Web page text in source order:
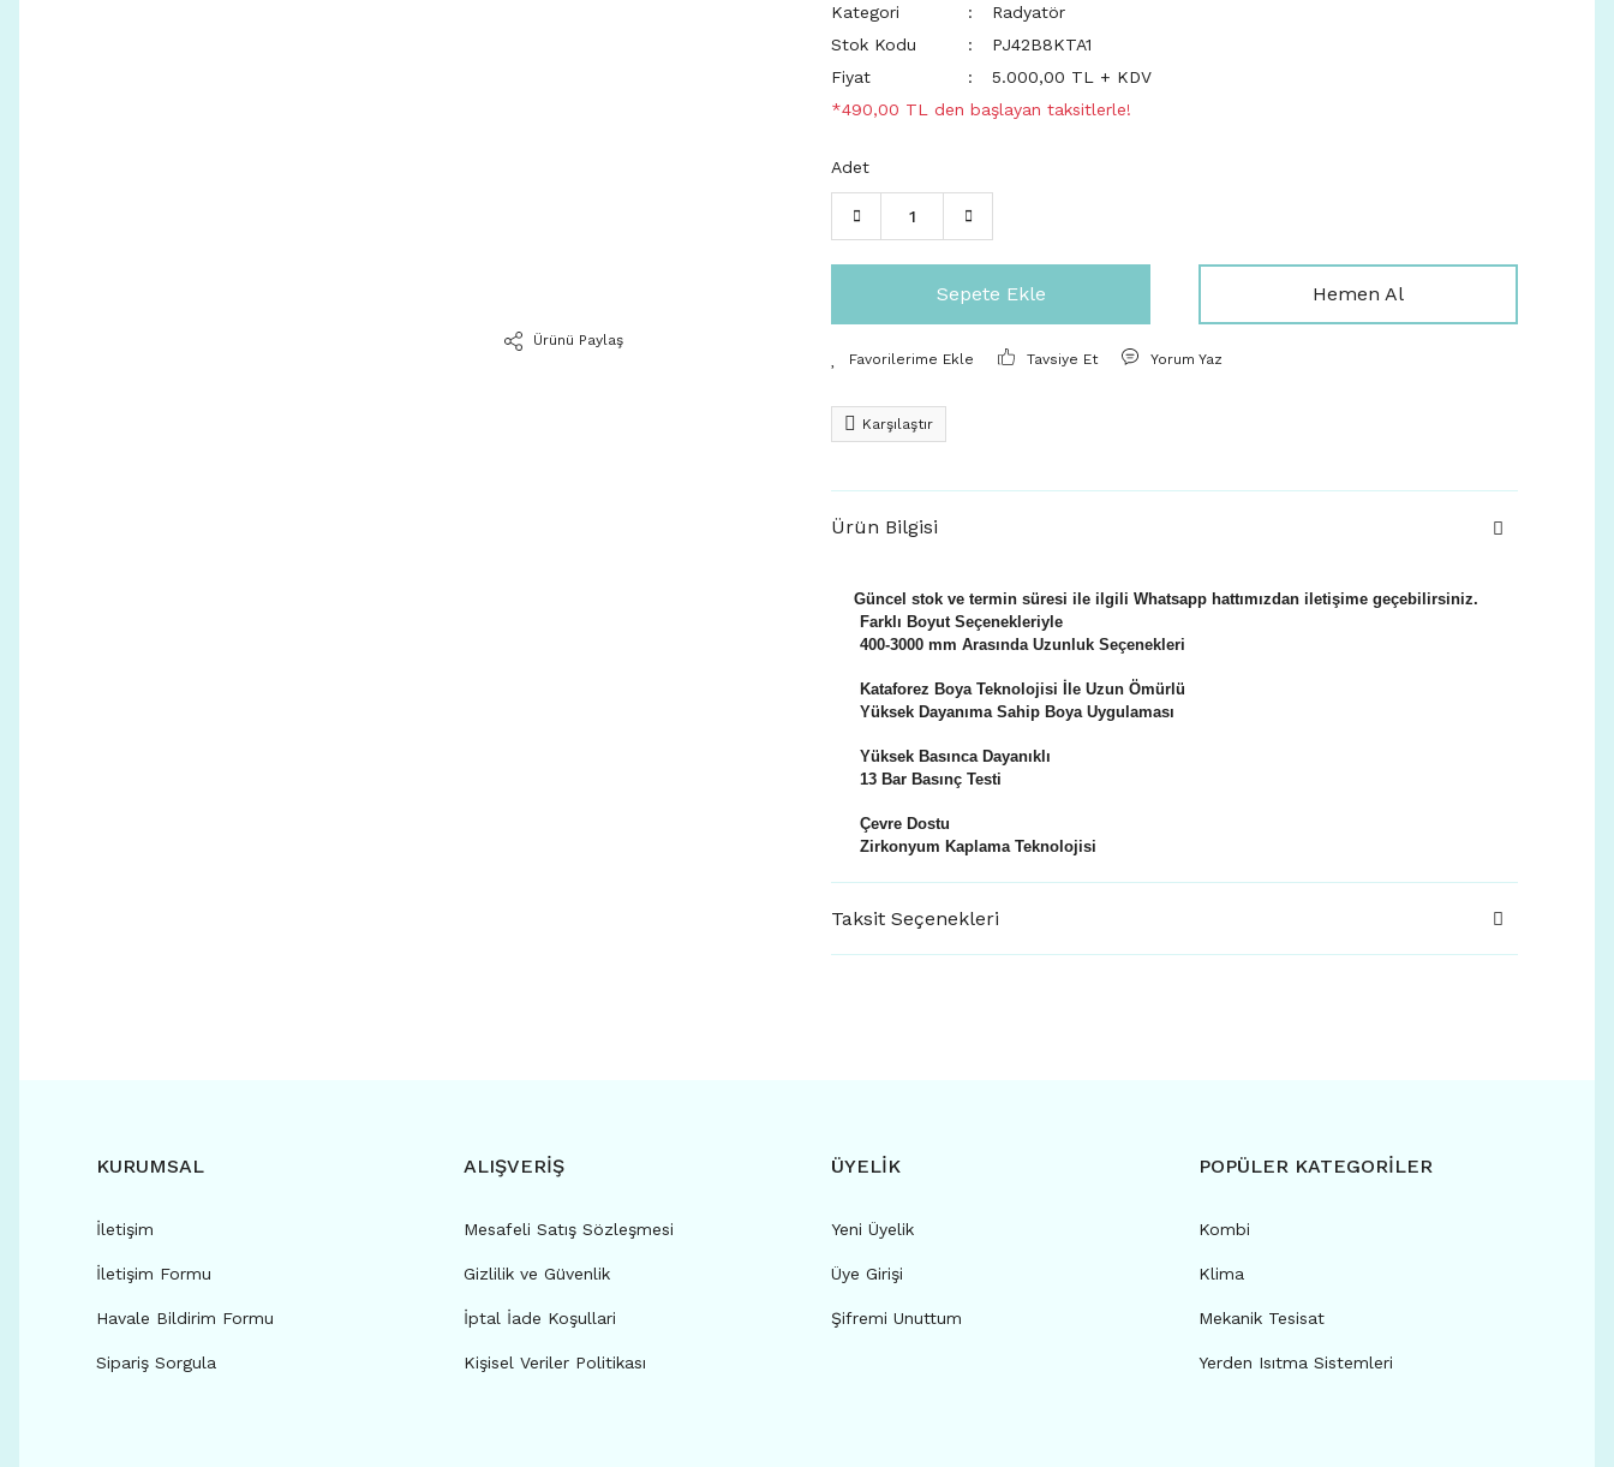
Ürünü Paylaş
Kategori
Radyatör
Stok Kodu
PJ42B8KTA1
Fiyat
5.000,00 TL + KDV
*490,00 TL den başlayan taksitlerle!
Adet
Sepete Ekle Hemen Al
Tavsiye Et Yorum Yaz
Karşılaştır
Ürün Bilgisi
Güncel stok ve termin süresi ile ilgili Whatsapp hattımızdan iletişime geçebilirsiniz.
Farklı Boyut Seçenekleriyle
400-3000 mm Arasında Uzunluk Seçenekleri
Kataforez Boya Teknolojisi İle Uzun Ömürlü
Yüksek Dayanıma Sahip Boya Uygulaması
Yüksek Basınca Dayanıklı
13 Bar Basınç Testi
Çevre Dostu
Zirkonyum Kaplama Teknolojisi
Taksit Seçenekleri
KURUMSAL
İletişim
İletişim Formu
Havale Bildirim Formu
Sipariş Sorgula
ALIŞVERİŞ
Mesafeli Satış Sözleşmesi
Gizlilik ve Güvenlik
İptal İade Koşullari
Kişisel Veriler Politikası
ÜYELİK
Yeni Üyelik
Üye Girişi
Şifremi Unuttum
POPÜLER KATEGORİLER
Kombi
Klima
Mekanik Tesisat
Yerden Isıtma Sistemleri